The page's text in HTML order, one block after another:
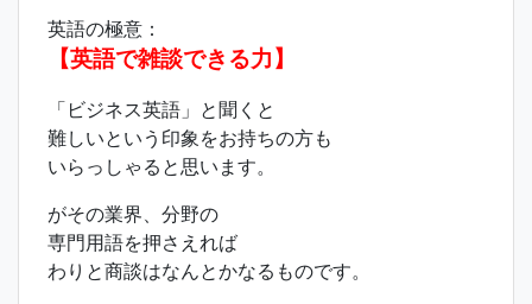
英語の極意：
【英語で雑談できる力】
「ビジネス英語」と聞くと
難しいという印象をお持ちの方も
いらっしゃると思います。
がその業界、分野の
専門用語を押さえれば
わりと商談はなんとかなるものです。